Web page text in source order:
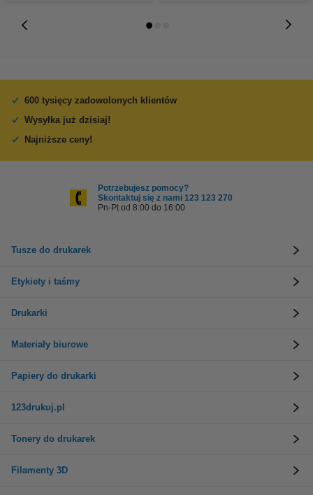
600 tysięcy zadowolonych klientów
Wysyłka już dzisiaj!
Najniższe ceny!
Potrzebujesz pomocy?
Skontaktuj się z nami 123 123 270
Pn-Pt od 8:00 do 16:00
Tusze do drukarek
Etykiety i taśmy
Drukarki
Materiały biurowe
Papiery do drukarki
123drukuj.pl
Tonery do drukarek
Filamenty 3D